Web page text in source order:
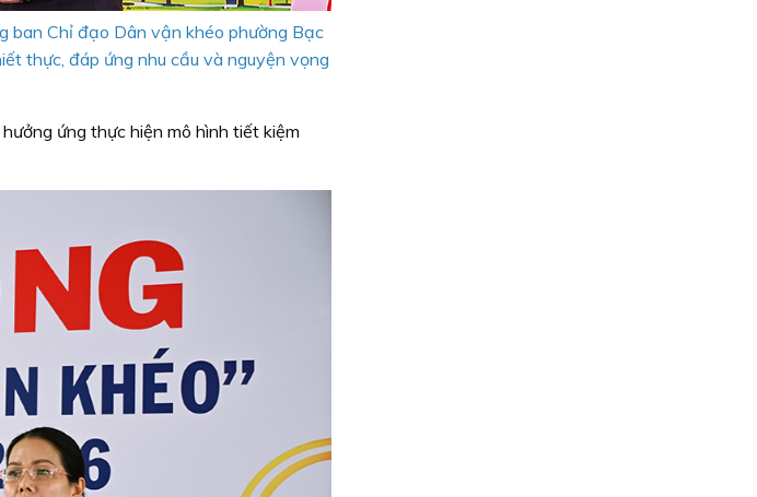
ban Chỉ đạo Dân vận khéo phường Bạc
thực, đáp ứng nhu cầu và nguyện vọng
ứng thực hiện mô hình tiết kiệm